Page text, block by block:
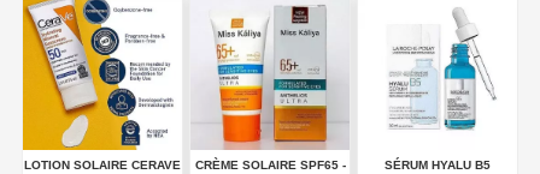
LOTION SOLAIRE CERAVE
CRÈME SOLAIRE SPF65 -
SÉRUM HYALU B5